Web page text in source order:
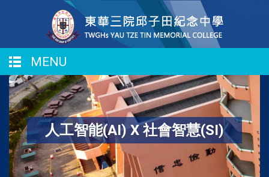
MENU
人工智能(AI) X 社會智慧(SI)